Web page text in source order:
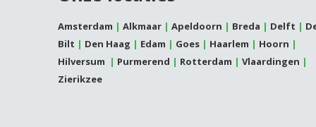
Amsterdam | Alkmaar | Apeldoorn | Breda | Delft |
Bilt | Den Haag | Edam | Goes | Haarlem | Hoorn |
Hilversum | Purmerend | Rotterdam | Vlaardingen |
Zierikzee